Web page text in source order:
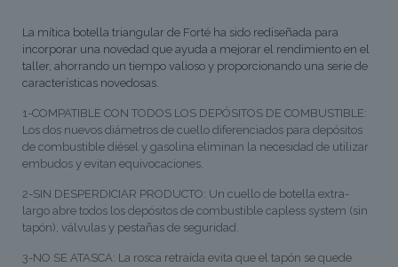
La mítica botella triangular de Forté ha sido rediseñada para
incorporar una novedad que ayuda a mejorar el rendimiento en el
taller, ahorrando un tiempo valioso y proporcionando una serie de
características novedosas.
1-COMPATIBLE CON TODOS LOS DEPÓSITOS DE COMBUSTIBLE:
Los dos nuevos diámetros de cuello diferenciados para depósitos
de combustible diésel y gasolina eliminan la necesidad de utilizar
embudos y evitan equivocaciones.
2-SIN DESPERDICIAR PRODUCTO: Un cuello de botella extra-
largo abre todos los depósitos de combustible capless system (sin
tapón), válvulas y pestañas de seguridad.
3-NO SE ATASCA: La rosca retraída evita que el tapón se quede